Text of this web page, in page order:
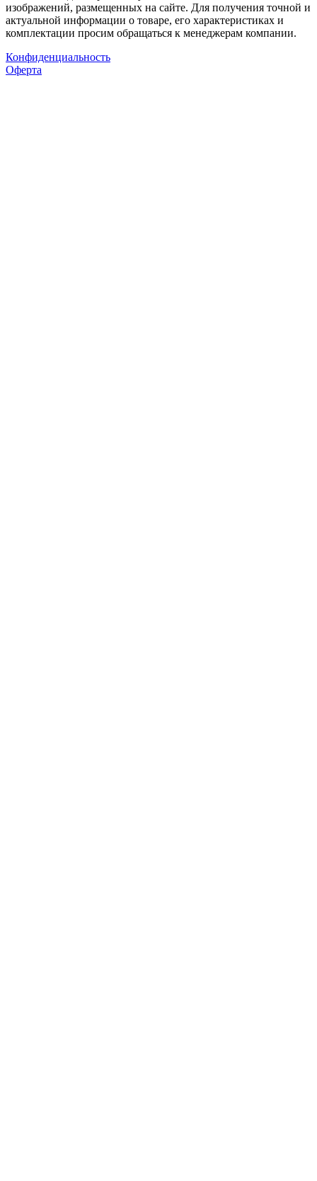
изображений, размещенных на сайте. Для получения точной и
актуальной информации о товаре, его характеристиках и
комплектации просим обращаться к менеджерам компании.
Конфиденциальность
Оферта